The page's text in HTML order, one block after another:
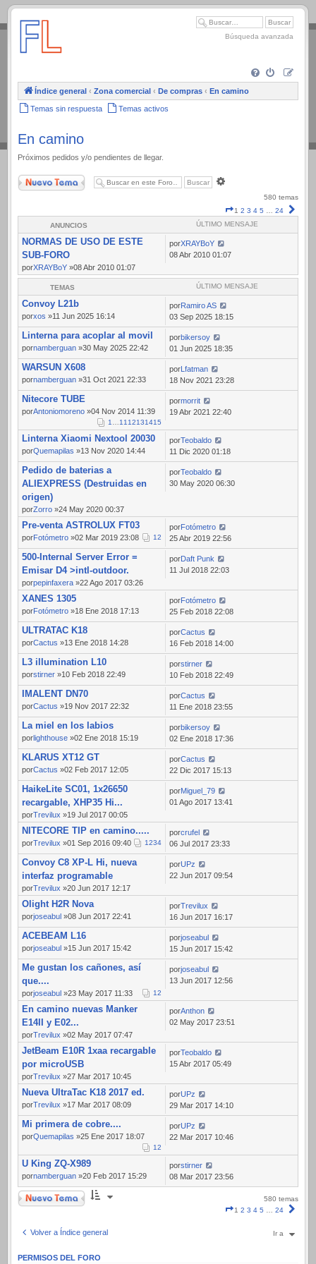
.
Búsqueda avanzada
Índice general ‹ Zona comercial ‹ De compras ‹ En camino
Temas sin respuesta Temas activos
En camino
Próximos pedidos y/o pendientes de llegar.
Nuevo Tema
580 temas
Página
1
1 2 3 4 5 … 24
ANUNCIOS ÚLTIMO MENSAJE
NORMAS DE USO DE ESTE
SUB-FORO
porXRAYBoY »08 Abr 2010 01:07
porXRAYBoY
08 Abr 2010 01:07
TEMAS ÚLTIMO MENSAJE
Convoy L21b
porxos »11 Jun 2025 16:14
porRamiro AS
03 Sep 2025 18:15
Linterna para acoplar al movil
pornamberguan »30 May 2025 22:42
porbikersoy
01 Jun 2025 18:35
WARSUN X608
pornamberguan »31 Oct 2021 22:33
por Lfatman
18 Nov 2021 23:28
Nitecore TUBE
porAntoniomoreno »04 Nov 2014 11:39
1…1112131415
pormorrit
19 Abr 2021 22:40
Linterna Xiaomi Nextool 20030
porQuemapilas »13 Nov 2020 14:44
porTeobaldo
11 Dic 2020 01:18
Pedido de baterias a
ALIEXPRESS (Destruidas en
origen)
porZorro »24 May 2020 00:37
porTeobaldo
30 May 2020 06:30
Pre-venta ASTROLUX FT03
porFotómetro »02 Mar 2019 23:08 12
porFotómetro
25 Abr 2019 22:56
500-Internal Server Error =
Emisar D4 >intl-outdoor.
porpepinfaxera »22 Ago 2017 03:26
porDaft Punk
11 Jul 2018 22:03
XANES 1305
porFotómetro »18 Ene 2018 17:13
porFotómetro
25 Feb 2018 22:08
ULTRATAC K18
porCactus »13 Ene 2018 14:28
porCactus
16 Feb 2018 14:00
L3 illumination L10
porstirner »10 Feb 2018 22:49
porstirner
10 Feb 2018 22:49
IMALENT DN70
porCactus »19 Nov 2017 22:32
porCactus
11 Ene 2018 23:55
La miel en los labios
porlighthouse »02 Ene 2018 15:19
porbikersoy
02 Ene 2018 17:36
KLARUS XT12 GT
porCactus »02 Feb 2017 12:05
porCactus
22 Dic 2017 15:13
HaikeLite SC01, 1x26650
recargable, XHP35 Hi...
porTrevilux »19 Jul 2017 00:05
porMiguel_79
01 Ago 2017 13:41
NITECORE TIP en camino.....
porTrevilux »01 Sep 2016 09:40 1234
porcrufel
06 Jul 2017 23:33
Convoy C8 XP-L Hi, nueva
interfaz programable
porTrevilux »20 Jun 2017 12:17
porUPz
22 Jun 2017 09:54
Olight H2R Nova
porjoseabul »08 Jun 2017 22:41
porTrevilux
16 Jun 2017 16:17
ACEBEAM L16
porjoseabul »15 Jun 2017 15:42
porjoseabul
15 Jun 2017 15:42
Me gustan los cañones, así
que....
porjoseabul »23 May 2017 11:33 12
porjoseabul
13 Jun 2017 12:56
En camino nuevas Manker
E14II y E02...
porTrevilux »02 May 2017 07:47
porAnthon
02 May 2017 23:51
JetBeam E10R 1xaa recargable
por microUSB
porTrevilux »27 Mar 2017 10:45
porTeobaldo
15 Abr 2017 05:49
Nueva UltraTac K18 2017 ed.
porTrevilux »17 Mar 2017 08:09
porUPz
29 Mar 2017 14:10
Mi primera de cobre....
porQuemapilas »25 Ene 2017 18:07
12
porUPz
22 Mar 2017 10:46
U King ZQ-X989
pornamberguan »20 Feb 2017 15:29
porstirner
08 Mar 2017 23:56
Nuevo Tema
580 temas
Página
1 2 3 4 5 … 24
Volver a Índice general Ir a
PERMISOS DEL FORO